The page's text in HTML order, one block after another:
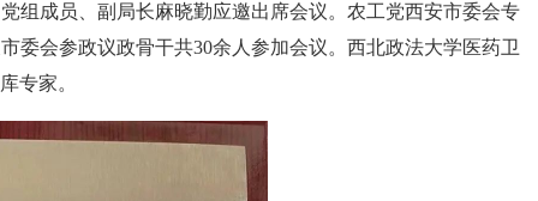
组成员、副局长麻晓勤应邀出席会议。农工党西安市委会专
委会参政议政骨干共30余人参加会议。西北政法大学医药卫
专家。